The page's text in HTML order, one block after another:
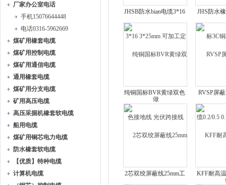
厂家办公室电话
手机15076644448
电话0316-5962669
煤矿用橡套电缆
煤矿用控制电缆
煤矿用通信电缆
通用橡套电缆
煤矿用分支电缆
矿用高压电缆
高压采掘机橡套软电缆
船用电缆
煤矿用铜芯电力电缆
防水橡套软电缆
【优质】特种电缆
计算机电缆
JHSB防水bian电缆3*16
3*25mm 可加工定做
JHS防水
3C铜
纯铜国标BVR黄绿双色
接地线 光伏跨接线
RVSP屏
0.2/0.5
2芯双绞屏蔽线25mm工
KFF耐高